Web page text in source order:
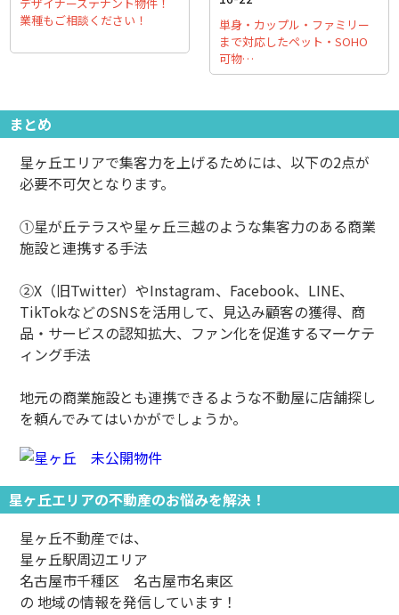
業種もご相談ください！
単身・カップル・ファミリー
まで対応したペット・SOHO
可物…
まとめ
星ヶ丘エリアで集客力を上げるためには、以下の2点が
必要不可欠となります。
①星が丘テラスや星ヶ丘三越のような集客力のある商業
施設と連携する手法
②X（旧Twitter）やInstagram、Facebook、LINE、
TikTokなどのSNSを活用して、見込み顧客の獲得、商
品・サービスの認知拡大、ファン化を促進するマーケテ
ィング手法
地元の商業施設とも連携できるような不動屋に店舗探し
を頼んでみてはいかがでしょうか。
星ヶ丘エリアの不動産のお悩みを解決！
星ヶ丘不動産では、
星ヶ丘駅周辺エリア
名古屋市千種区 名古屋市名東区
の 地域の情報を発信しています！